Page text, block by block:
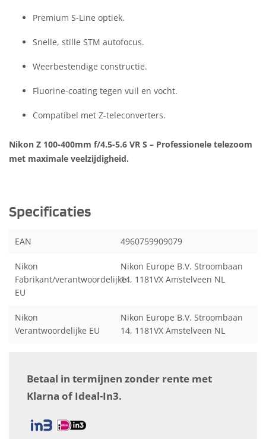
Premium S-Line optiek.
Snelle, stille STM autofocus.
Weerbestendige constructie.
Fluorine-coating tegen vuil en vocht.
Compatibel met Z-teleconverters.
Nikon Z 100-400mm f/4.5-5.6 VR S – Professionele telezoom
met maximale veelzijdigheid.
Specificaties
EAN 4960759909079
Nikon
Fabrikant/verantwoordelijke
EU
Nikon Europe B.V. Stroombaan
14, 1181VX Amstelveen NL
Nikon
Verantwoordelijke EU
Nikon Europe B.V. Stroombaan
14, 1181VX Amstelveen NL
Betaal in termijnen zonder rente met
Klarna of Ideal-In3.